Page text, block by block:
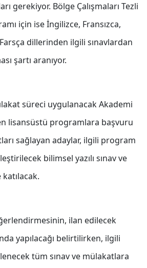
gerekiyor. Bölge Çalışmaları Tezli
için ise İngilizce, Fransızca,
dillerinden ilgili sınavlardan
şartı aranıyor.
süreci uygulanacak Akademi
lisansüstü programlara başvuru
sağlayan adaylar, ilgili program
bilimsel yazılı sınav ve
ilan edilecek
yapılacağı belirtilirken, ilgili
tüm sınav ve mülakatlara